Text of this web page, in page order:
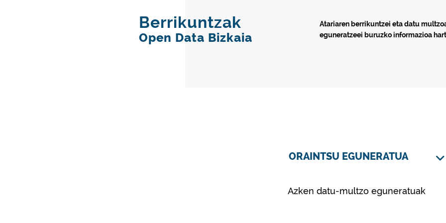
Berrikuntzak
Open Data Bizkaia
Atariaren berrikuntzei eta datu
eguneratzeei buruzko informazioa
ORAINTSU EGUNERATUA
Azken datu-multzo eguneratuak